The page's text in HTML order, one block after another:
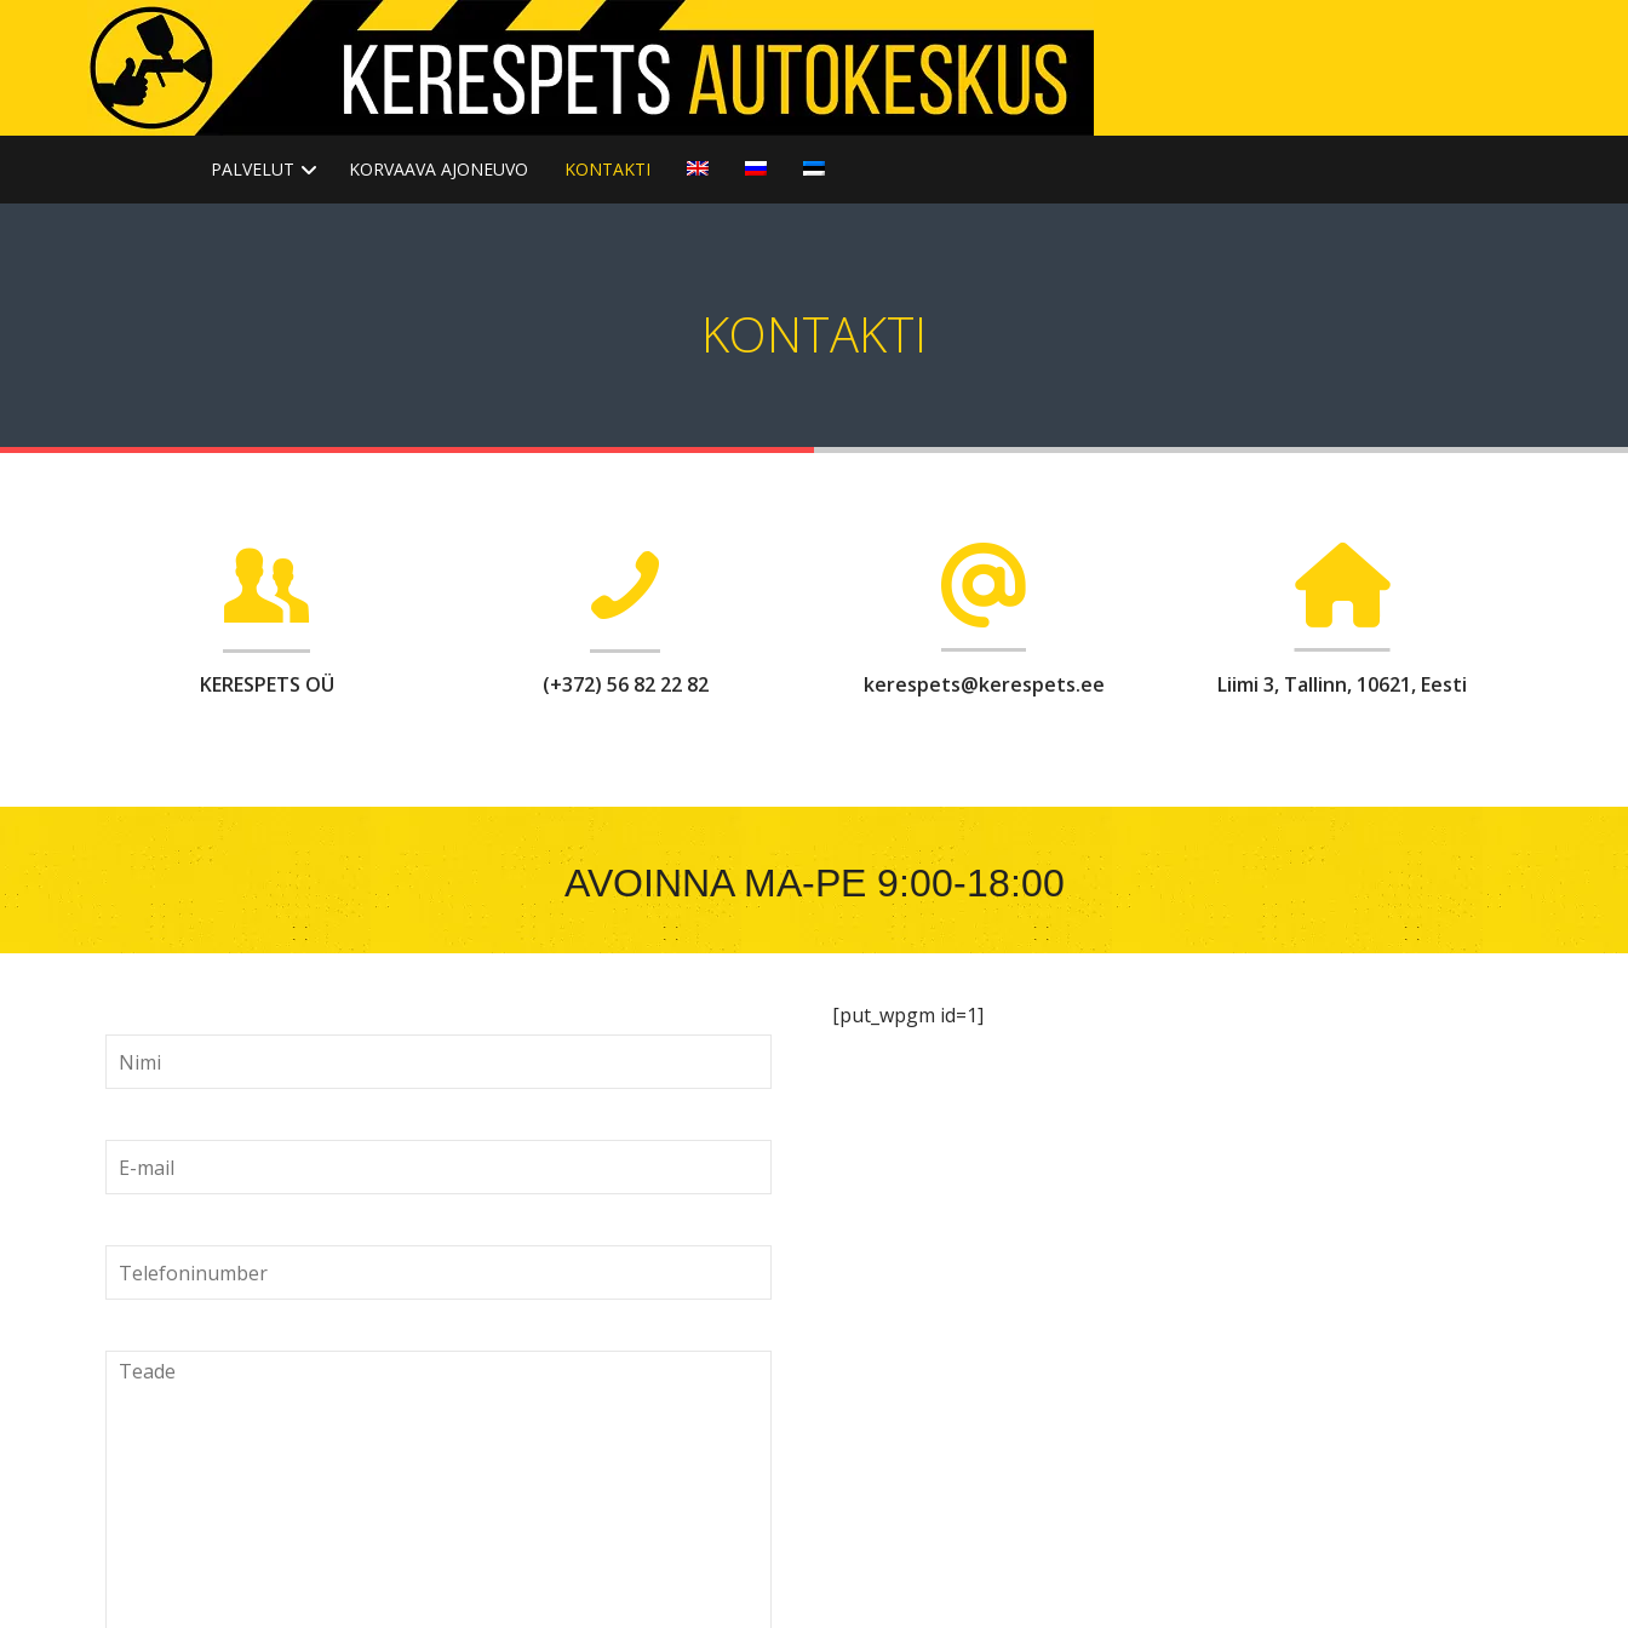
PALVELUT KORVAAVA AJONEUVO KONTAKTI
KONTAKTI
KERESPETS OÜ (+372) 56 82 22 82 kerespets@kerespets.ee Liimi 3, Tallinn, 10621, Eesti
AVOINNA MA-PE 9:00-18:00
[put_wpgm id=1]